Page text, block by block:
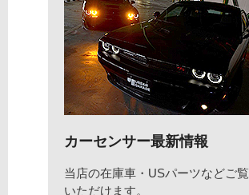
カーセンサー最新情報
当店の在庫車・USパーツなどご覧
いただけます。